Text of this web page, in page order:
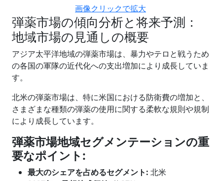
画像クリックで拡大
弾薬市場の傾向分析と将来予測：
地域市場の見通しの概要
アジア太平洋地域の弾薬市場は、暴力やテロと戦うため
の各国の軍隊の近代化への支出増加により成長していま
す。
北米の弾薬市場は、特に米国における防衛費の増加と、
さまざまな種類の弾薬の使用に関する柔軟な規則や規制
により成長しています。
弾薬市場地域セグメンテーションの重
要なポイント:
最大のシェアを占めるセグメント: 北米